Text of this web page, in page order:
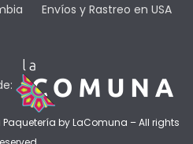
Envíos y Rastreo en USA
byLaComuna – All rights